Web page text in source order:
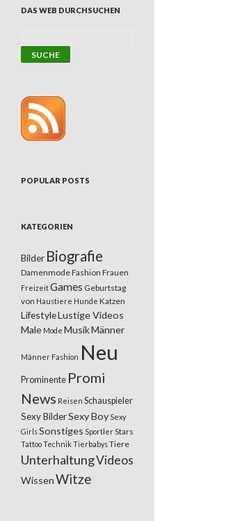
DAS WEB DURCHSUCHEN
POPULAR POSTS
KATEGORIEN
Bilder Biografie
DamenmodeFashion Frauen
FreizeitGames Geburtstag
von Haustiere Hunde Katzen
LifestyleLustige Videos
Male Mode MusikMänner
Männer Fashion Neu
Prominente Promi
News Reisen Schauspieler
Sexy BilderSexy Boy Sexy
GirlsSonstiges SportlerStars
TattooTechnikTierbabysTiere
UnterhaltungVideos
WissenWitze